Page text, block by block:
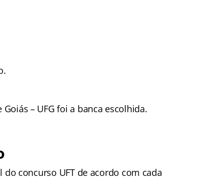
– UFG foi a banca escolhida.
concurso UFT de acordo com cada